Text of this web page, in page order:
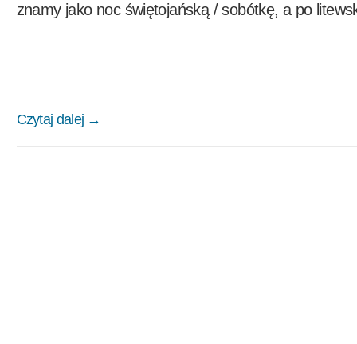
znamy jako noc świętojańską / sobótkę, a po
Czytaj dalej →